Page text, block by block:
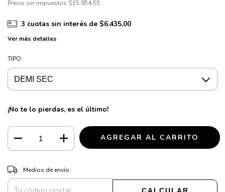
Precio sin impuestos $15.954,55
3 cuotas sin interés de $6.435,00
Ver más detalles
TIPO
¡No te lo pierdas, es el último!
Entregas para el CP:
Medios de envío